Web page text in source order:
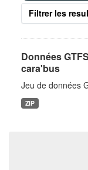
Filtrer les
Données
cara'bus
Jeu de données
ZIP